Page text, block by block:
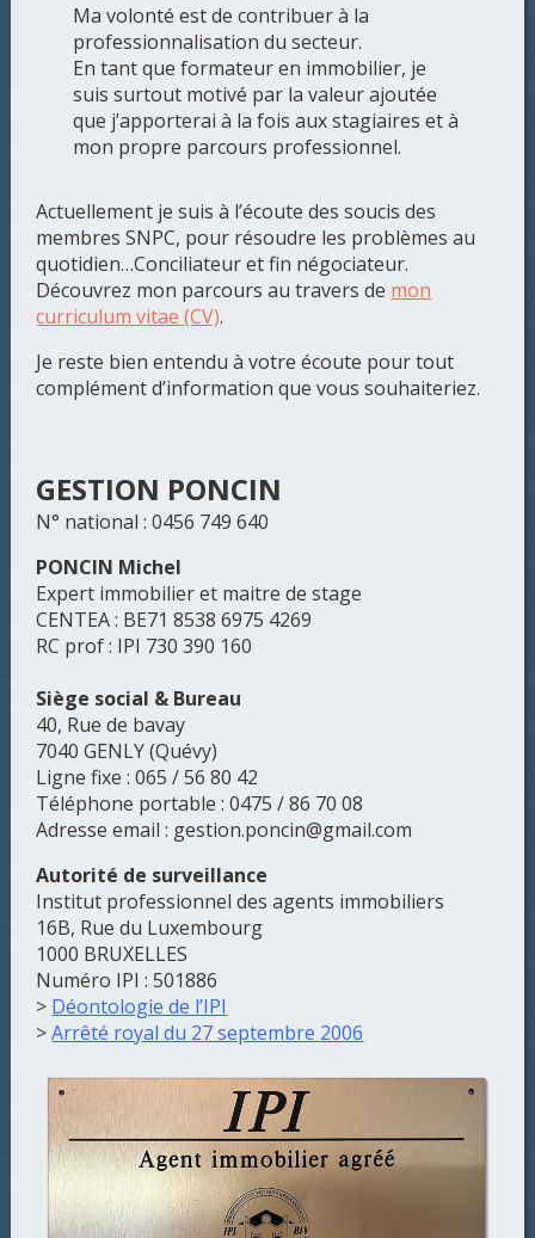
Ma volonté est de contribuer à la
professionnalisation du secteur.
En tant que formateur en immobilier, je
suis surtout motivé par la valeur ajoutée
que j’apporterai à la fois aux stagiaires et à
mon propre parcours professionnel.
Actuellement je suis à l’écoute des soucis des
membres SNPC, pour résoudre les problèmes au
quotidien…Conciliateur et fin négociateur.
Découvrez mon parcours au travers de mon
curriculum vitae (CV).
Je reste bien entendu à votre écoute pour tout
complément d’information que vous souhaiteriez.
GESTION PONCIN
N° national : 0456 749 640
PONCIN Michel
Expert immobilier et maitre de stage
CENTEA : BE71 8538 6975 4269
RC prof : IPI 730 390 160
Siège social & Bureau
40, Rue de bavay
7040 GENLY (Quévy)
Ligne fixe : 065 / 56 80 42
Téléphone portable : 0475 / 86 70 08
Adresse email : gestion.poncin@gmail.com
Autorité de surveillance
Institut professionnel des agents immobiliers
16B, Rue du Luxembourg
1000 BRUXELLES
Numéro IPI : 501886
> Déontologie de l’IPI
> Arrêté royal du 27 septembre 2006